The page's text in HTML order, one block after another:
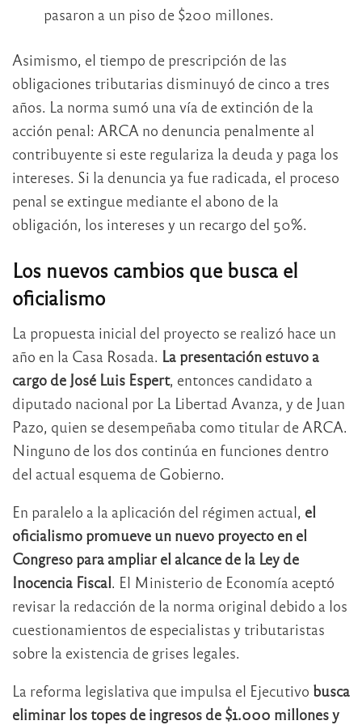
pasaron a un piso de $200 millones.
Asimismo, el tiempo de prescripción de las
obligaciones tributarias disminuyó de cinco a tres
años. La norma sumó una vía de extinción de la
acción penal: ARCA no denuncia penalmente al
contribuyente si este regulariza la deuda y paga los
intereses. Si la denuncia ya fue radicada, el proceso
penal se extingue mediante el abono de la
obligación, los intereses y un recargo del 50%.
Los nuevos cambios que busca el
oficialismo
La propuesta inicial del proyecto se realizó hace un
año en la Casa Rosada. La presentación estuvo a
cargo de José Luis Espert, entonces candidato a
diputado nacional por La Libertad Avanza, y de Juan
Pazo, quien se desempeñaba como titular de ARCA.
Ninguno de los dos continúa en funciones dentro
del actual esquema de Gobierno.
En paralelo a la aplicación del régimen actual, el
oficialismo promueve un nuevo proyecto en el
Congreso para ampliar el alcance de la Ley de
Inocencia Fiscal. El Ministerio de Economía aceptó
revisar la redacción de la norma original debido a los
cuestionamientos de especialistas y tributaristas
sobre la existencia de grises legales.
La reforma legislativa que impulsa el Ejecutivo busca
eliminar los topes de ingresos de $1.000 millones y